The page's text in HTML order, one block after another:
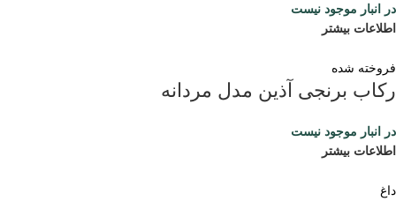
در انبار موجود نیست
اطلاعات بیشتر
فروخته شده
رکاب برنجی آذین مدل مردانه
در انبار موجود نیست
اطلاعات بیشتر
داغ